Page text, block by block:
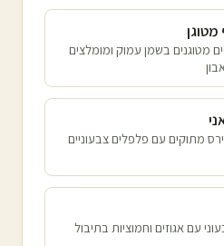
מטוגנים בשמן עמוק ומומלצים
מתוקים עם פלפלים צבעוניים
עם אגוזים וחמוציות בתיבול